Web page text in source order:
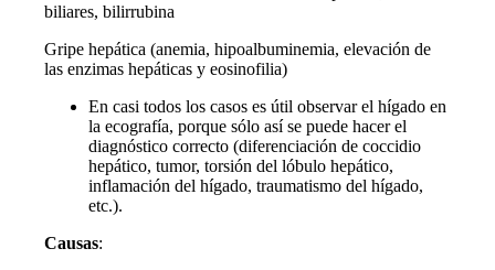
biliares, bilirrubina
Gripe hepática (anemia, hipoalbuminemia, elevación de
las enzimas hepáticas y eosinofilia)
En casi todos los casos es útil observar el hígado en
la ecografía, porque sólo así se puede hacer el
diagnóstico correcto (diferenciación de coccidio
hepático, tumor, torsión del lóbulo hepático,
inflamación del hígado, traumatismo del hígado,
etc.).
Causas: